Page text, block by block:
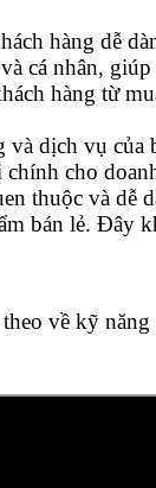
hàng dễ
cá nhân,
hàng từ
và dịch vụ của
cho
thuộc và dễ
bán lẻ. Đây
về kỹ